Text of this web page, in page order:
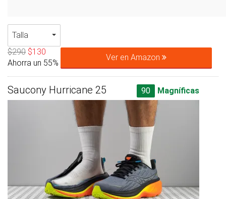
Talla
$290 $130
Ahorra un 55%
Ver en Amazon
Saucony Hurricane 25 90 Magníficas